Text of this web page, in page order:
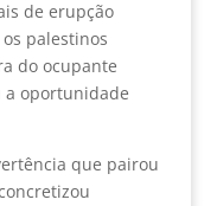
de erupção
palestinos
do ocupante
a oportunidade
que pairou